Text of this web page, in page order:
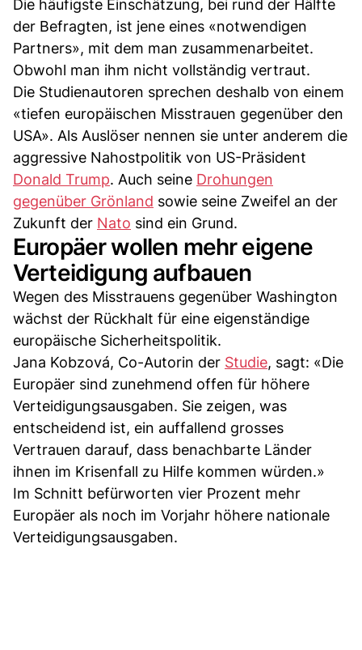
Die häufigste Einschätzung, bei rund der Hälfte
der Befragten, ist jene eines «notwendigen
Partners», mit dem man zusammenarbeitet.
Obwohl man ihm nicht vollständig vertraut.
Die Studienautoren sprechen deshalb von einem
«tiefen europäischen Misstrauen gegenüber den
USA». Als Auslöser nennen sie unter anderem die
aggressive Nahostpolitik von US-Präsident
Donald Trump. Auch seine Drohungen
gegenüber Grönland sowie seine Zweifel an der
Zukunft der Nato sind ein Grund.
Europäer wollen mehr eigene
Verteidigung aufbauen
Wegen des Misstrauens gegenüber Washington
wächst der Rückhalt für eine eigenständige
europäische Sicherheitspolitik.
Jana Kobzová, Co-Autorin der Studie, sagt: «Die
Europäer sind zunehmend offen für höhere
Verteidigungsausgaben. Sie zeigen, was
entscheidend ist, ein auffallend grosses
Vertrauen darauf, dass benachbarte Länder
ihnen im Krisenfall zu Hilfe kommen würden.»
Im Schnitt befürworten vier Prozent mehr
Europäer als noch im Vorjahr höhere nationale
Verteidigungsausgaben.